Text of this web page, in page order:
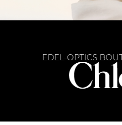
EDEL-OPTICS